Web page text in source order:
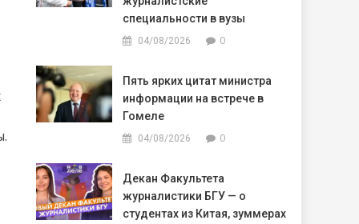
специальности в вузы
04/08/2026 0
Пять ярких цитат министра
информации на встрече в
Гомеле
04/08/2026 0
Декан Факультета
журналистики БГУ — о
студентах из Китая, зуммерах